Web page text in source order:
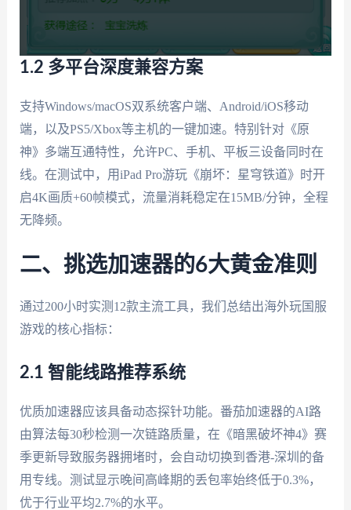
1.2 多平台深度兼容方案
支持Windows/macOS双系统客户端、Android/iOS移动
端，以及PS5/Xbox等主机的一键加速。特别针对《原
神》多端互通特性，允许PC、手机、平板三设备同时在
线。在测试中，用iPad Pro游玩《崩坏：星穹铁道》时开
启4K画质+60帧模式，流量消耗稳定在15MB/分钟，全程
无降频。
二、挑选加速器的6大黄金准则
通过200小时实测12款主流工具，我们总结出海外玩国服
游戏的核心指标：
2.1 智能线路推荐系统
优质加速器应该具备动态探针功能。番茄加速器的AI路
由算法每30秒检测一次链路质量，在《暗黑破坏神4》赛
季更新导致服务器拥堵时，会自动切换到香港-深圳的备
用专线。测试显示晚间高峰期的丢包率始终低于0.3%，
优于行业平均2.7%的水平。